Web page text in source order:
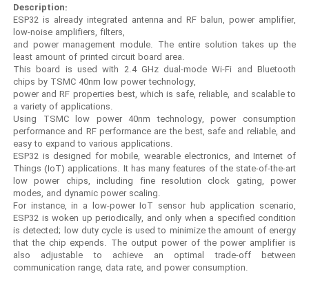
Description:
ESP32 is already integrated antenna and RF balun, power amplifier,
low-noise amplifiers, filters,
and power management module. The entire solution takes up the
least amount of printed circuit board area.
This board is used with 2.4 GHz dual-mode Wi-Fi and Bluetooth
chips by TSMC 40nm low power technology,
power and RF properties best, which is safe, reliable, and scalable to
a variety of applications.
Using TSMC low power 40nm technology, power consumption
performance and RF performance are the best, safe and reliable, and
easy to expand to various applications.
ESP32 is designed for mobile, wearable electronics, and Internet of
Things (IoT) applications. It has many features of the state-of-the-art
low power chips, including fine resolution clock gating, power
modes, and dynamic power scaling.
For instance, in a low-power IoT sensor hub application scenario,
ESP32 is woken up periodically, and only when a specified condition
is detected; low duty cycle is used to minimize the amount of energy
that the chip expends. The output power of the power amplifier is
also adjustable to achieve an optimal trade-off between
communication range, data rate, and power consumption.